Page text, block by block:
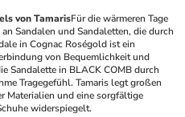
von TamarisFür die wärmeren Tage
Sandalen und Sandaletten, die durch
in Cognac Roségold ist ein
von Bequemlichkeit und
Sandalette in BLACK COMB durch
Tragegefühl. Tamaris legt großen
Materialien und eine sorgfältige
widerspiegelt.